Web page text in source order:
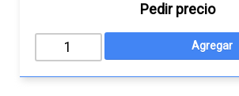
Pedir precio